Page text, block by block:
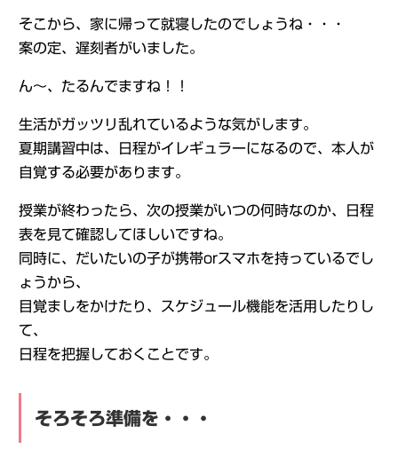
そこから、家に帰って就寝したのでしょうね・・・
案の定、遅刻者がいました。
ん～、たるんでますね！！
生活がガッツリ乱れているような気がします。
夏期講習中は、日程がイレギュラーになるので、本人が
自覚する必要があります。
授業が終わったら、次の授業がいつの何時なのか、日程
表を見て確認してほしいですね。
同時に、だいたいの子が携帯orスマホを持っているでし
ょうから、
目覚ましをかけたり、スケジュール機能を活用したりし
て、
日程を把握しておくことです。
そろそろ準備を・・・